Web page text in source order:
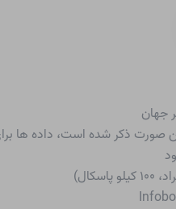
جهان
صورت ذکر شده است، داده ها